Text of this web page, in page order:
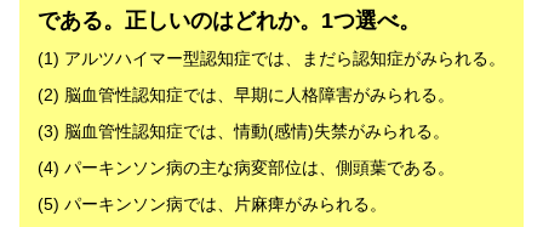
である。正しいのはどれか。1つ選べ。
(1) アルツハイマー型認知症では、まだら認知症がみられる。
(2) 脳血管性認知症では、早期に人格障害がみられる。
(3) 脳血管性認知症では、情動(感情)失禁がみられる。
(4) パーキンソン病の主な病変部位は、側頭葉である。
(5) パーキンソン病では、片麻痺がみられる。